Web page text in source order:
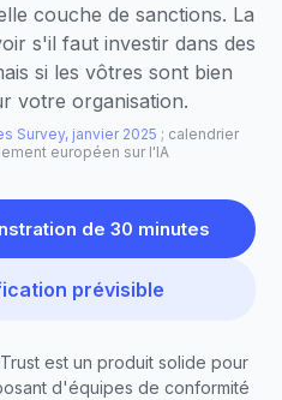
couche de sanctions. La
s'il faut investir dans des
si les vôtres sont bien
votre organisation.
Survey, janvier 2025 ; calendrier
européen sur l'IA
de 30 minutes
prévisible
est un produit solide pour
d'équipes de conformité